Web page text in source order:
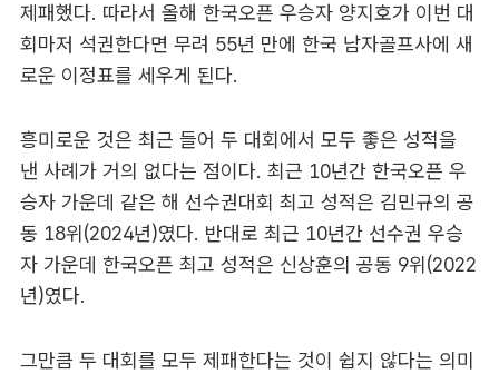
제패했다. 따라서 올해 한국오픈 우승자 양지호가 이번 대
회마저 석권한다면 무려 55년 만에 한국 남자골프사에 새
로운 이정표를 세우게 된다.
흥미로운 것은 최근 들어 두 대회에서 모두 좋은 성적을
낸 사례가 거의 없다는 점이다. 최근 10년간 한국오픈 우
승자 가운데 같은 해 선수권대회 최고 성적은 김민규의 공
동 18위(2024년)였다. 반대로 최근 10년간 선수권 우승
자 가운데 한국오픈 최고 성적은 신상훈의 공동 9위(2022
년)였다.
그만큼 두 대회를 모두 제패한다는 것이 쉽지 않다는 의미